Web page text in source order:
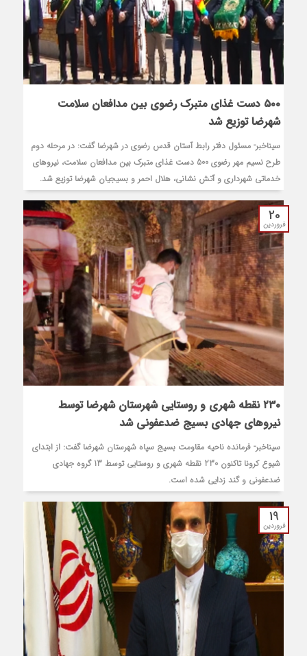
۵۰۰ دست غذای متبرک رضوی بین مدافعان سلامت
شهرضا توزیع شد
سیناخبر- مسئول دفتر رابط آستان قدس رضوی در شهرضا گفت: در مرحله دوم
طرح نسیم مهر رضوی 500 دست غذای متبرک بین مدافعان سلامت، نیروهای
خدماتی شهرداری و آتش نشانی، هلال احمر و بسیجیان شهرضا توزیع شد.
20
فروردین
۲۳۰ نقطه شهری و روستایی شهرستان شهرضا توسط
نیروهای جهادی بسیج ضدعفونی شد
سیناخبر- فرمانده ناحیه مقاومت بسیج سپاه شهرستان شهرضا گفت: از ابتدای
شیوع کرونا تاکنون 230 نقطه شهری و روستایی توسط 13 گروه جهادی
ضدعفونی و گند زدایی شده است.
19
فروردین